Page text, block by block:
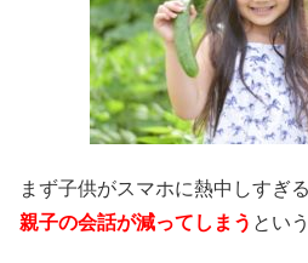
まず子供がスマホに熱中しすぎ
親子の会話が減ってしまう とい